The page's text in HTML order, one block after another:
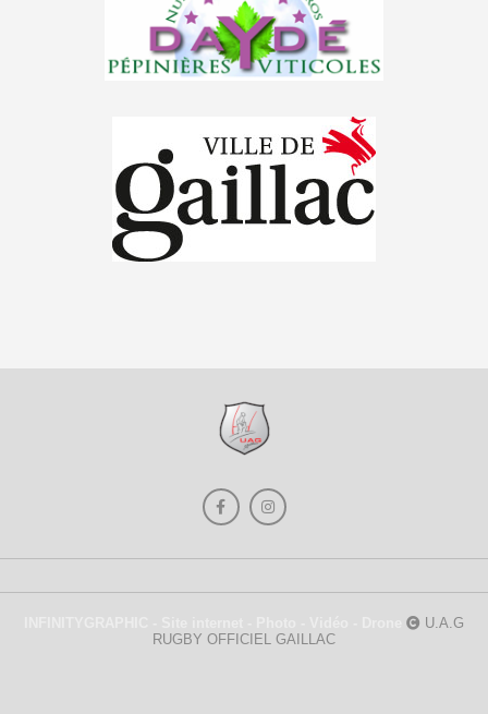
U.A.G
RUGBY OFFICIEL GAILLAC